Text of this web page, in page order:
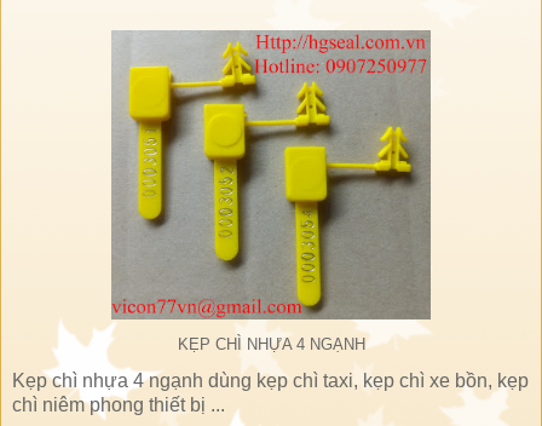
KẸP CHÌ NHỰA 4 NGẠNH
Kẹp chì nhựa 4 ngạnh dùng kẹp chì taxi, kẹp chì xe bồn, kẹp
chì niêm phong thiết bị ...